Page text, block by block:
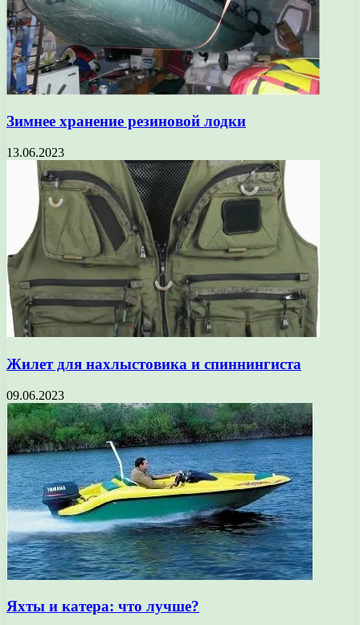
Зимнее хранение резиновой лодки
13.06.2023
Жилет для нахлыстовика и спиннингиста
09.06.2023
Яхты и катера: что лучше?